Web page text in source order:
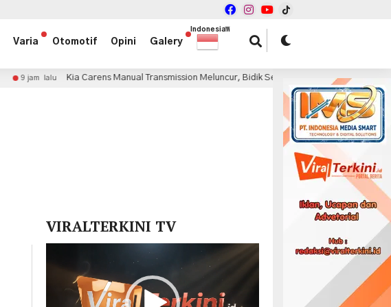
Varia Otomotif Opini Galery
Indonesian
▼
Kia Carens Manual Transmission Meluncur, Bidik Segmen MPV Keluarga 19 jam lalu
VIRALTERKINI TV